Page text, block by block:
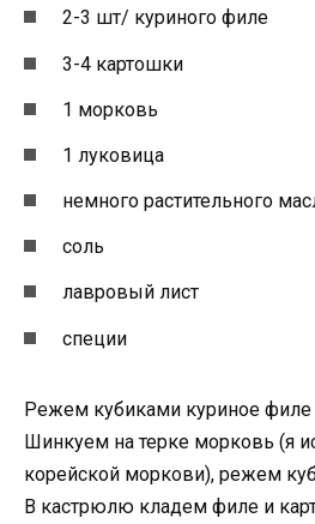
2-3 шт/ куриного филе
3-4 картошки
1 морковь
1 луковица
немного растительного
соль
лавровый лист
специи
Режем кубиками куриное филе
Шинкуем на терке морковь (я
корейской моркови), режем
В кастрюлю кладем филе и